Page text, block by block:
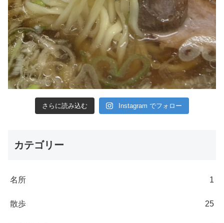
さらに読み込む Instagram でフォロー
カテゴリー
名所 1
散歩 25